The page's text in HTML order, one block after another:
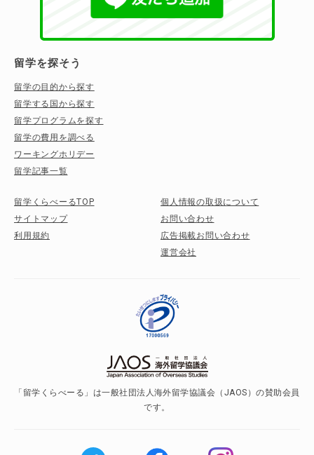
留学を探そう
留学の目的から探す
留学する国から探す
留学プログラムを探す
留学の費用を調べる
ワーキングホリデー
留学記事一覧
留学くらべーるTOP
サイトマップ
利用規約
個人情報の取扱について
お問い合わせ
広告掲載お問い合わせ
運営会社
「留学くらべーる」は一般社団法人海外留学協議会（JAOS）の賛助会員
です。